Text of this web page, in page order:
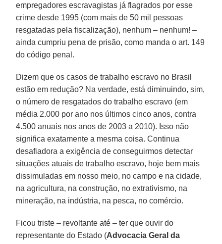
empregadores escravagistas já flagrados por esse
crime desde 1995 (com mais de 50 mil pessoas
resgatadas pela fiscalização), nenhum – nenhum! –
ainda cumpriu pena de prisão, como manda o art. 149
do código penal.
Dizem que os casos de trabalho escravo no Brasil
estão em redução? Na verdade, está diminuindo, sim,
o número de resgatados do trabalho escravo (em
média 2.000 por ano nos últimos cinco anos, contra
4.500 anuais nos anos de 2003 a 2010). Isso não
significa exatamente a mesma coisa. Continua
desafiadora a exigência de conseguirmos detectar
situações atuais de trabalho escravo, hoje bem mais
dissimuladas em nosso meio, no campo e na cidade,
na agricultura, na construção, no extrativismo, na
mineração, na indústria, na pesca, no comércio.
Ficou triste – revoltante até – ter que ouvir do
representante do Estado (Advocacia Geral da